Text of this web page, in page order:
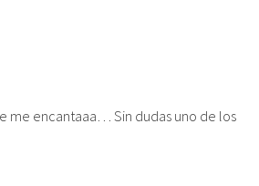
me encantaaa… Sin dudas uno de los